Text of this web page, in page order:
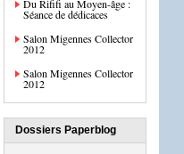
Du Rififi au Moyen-âge :
Séance de dédicaces
Salon Migennes Collector
2012
Salon Migennes Collector
2012
Dossiers Paperblog